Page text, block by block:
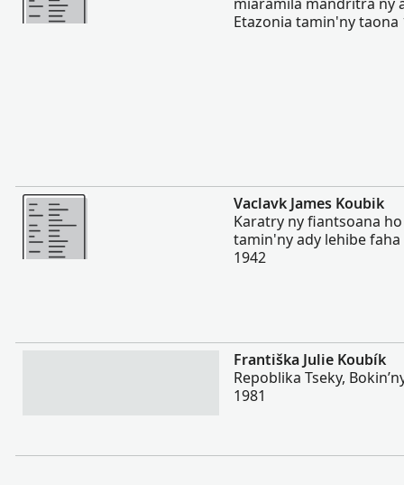
Etazonia tamin'ny taona
Misimisy kokoa
Vaclavk James Koubik
Karatry ny fiantsoana
tamin'ny ady lehibe
1942
Františka Julie Koubík
Repoblika Tseky,
1981